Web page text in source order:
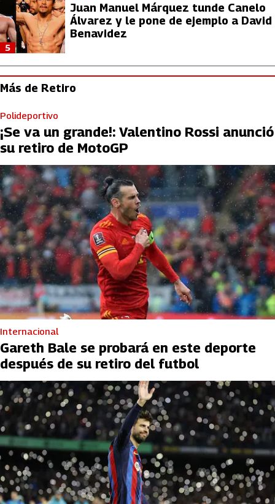
Juan Manuel Márquez tunde Canelo
Álvarez y le pone de ejemplo a David
Benavidez
5
Más de Retiro
Polideportivo
¡Se va un grande!: Valentino Rossi anunció
su retiro de MotoGP
Internacional
Gareth Bale se probará en este deporte
después de su retiro del futbol